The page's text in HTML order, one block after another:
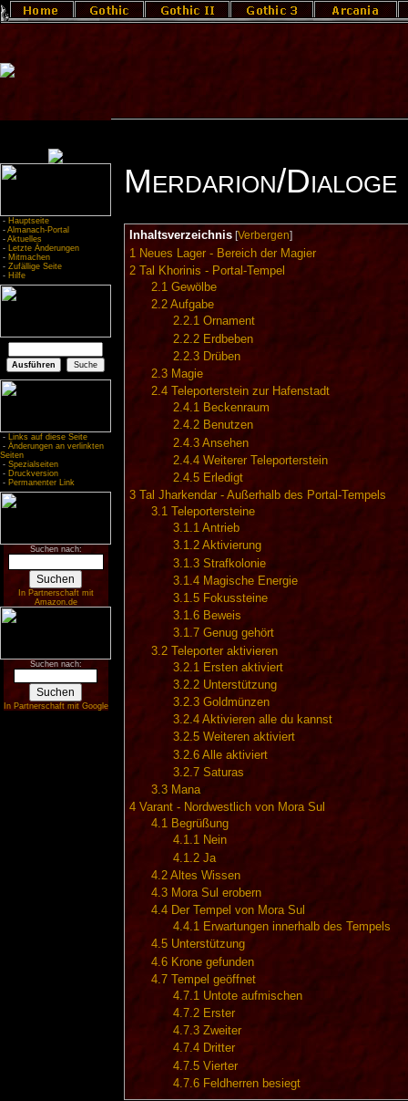
- Hauptseite
- Almanach-Portal
- Aktuelles
- Letzte Änderungen
- Mitmachen
- Zufällige Seite
- Hilfe
- Links auf diese Seite
- Änderungen an verlinkten
Seiten
- Spezialseiten
- Druckversion
- Permanenter Link
Suchen nach:
In Partnerschaft mit
Amazon.de
Suchen nach:
In Partnerschaft mit Google
Merdarion/Dialoge
Inhaltsverzeichnis[Verbergen]
1 Neues Lager - Bereich der Magier
2
Tal Khorinis - Portal-Tempel
2.1 Gewölbe
2.2 Aufgabe
2.2.1 Ornament
2.2.2 Erdbeben
2.2.3 Drüben
2.3 Magie
2.4
Teleporterstein zur Hafenstadt
2.4.1 Beckenraum
2.4.2 Benutzen
2.4.3 Ansehen
2.4.4 Weiterer Teleporterstein
2.4.5 Erledigt
3
Tal Jharkendar - Außerhalb des Portal-Tempels
3.1
Teleportersteine
3.1.1 Antrieb
3.1.2 Aktivierung
3.1.3 Strafkolonie
3.1.4 Magische Energie
3.1.5 Fokussteine
3.1.6 Beweis
3.1.7 Genug gehört
3.2 Teleporter aktivieren
3.2.1
Ersten aktiviert
3.2.2 Unterstützung
3.2.3 Goldmünzen
3.2.4 Aktivieren alle du kannst
3.2.5 Weiteren aktiviert
3.2.6 Alle aktiviert
3.2.7 Saturas
3.3 Mana
4 Varant - Nordwestlich von Mora Sul
4.1 Begrüßung
4.1.1 Nein
4.1.2 Ja
4.2 Altes Wissen
4.3 Mora Sul erobern
4.4 Der Tempel von Mora Sul
4.4.1 Erwartungen innerhalb des Tempels
4.5 Unterstützung
4.6 Krone gefunden
4.7 Tempel geöffnet
4.7.1 Untote aufmischen
4.7.2 Erster
4.7.3 Zweiter
4.7.4 Dritter
4.7.5 Vierter
4.7.6 Feldherren besiegt